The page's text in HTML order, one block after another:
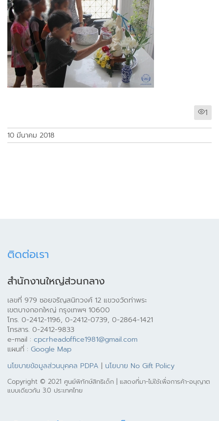
1
10 มีนาคม 2018
ติดต่อเรา
สำนักงานใหญ่ส่วนกลาง
เลขที่ 979 ซอยจรัญสนิทวงศ์ 12 แขวงวัดท่าพระ
เขตบางกอกใหญ่ กรุงเทพฯ 10600
โทร. 0-2412-1196, 0-2412-0739, 0-2864-1421
โทรสาร. 0-2412-9833
e-mail : cpcrheadoffice1981@gmail.com
แผนที่ : Google Map
นโยบายข้อมูลส่วนบุคคล PDPA | นโยบาย No Gift Policy
Copyright © 2021 ศูนย์พิทักษ์สิทธิเด็ก | แสดงที่มา-ไม่ใช้เพื่อการค้า-อนุญาต
แบบเดียวกัน 3.0 ประเทศไทย